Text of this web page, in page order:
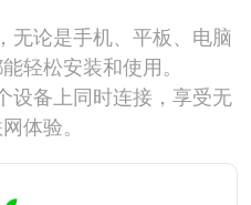
无论是手机、平板、电脑
轻松安装和使用。
设备上同时连接，享受无
体验。